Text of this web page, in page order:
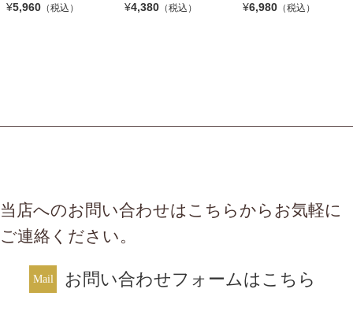
¥5,960 （税込）
¥4,380 （税込）
¥6,980 （税込）
当店へのお問い合わせはこちらからお気軽に
ご連絡ください。
お問い合わせフォームはこちら